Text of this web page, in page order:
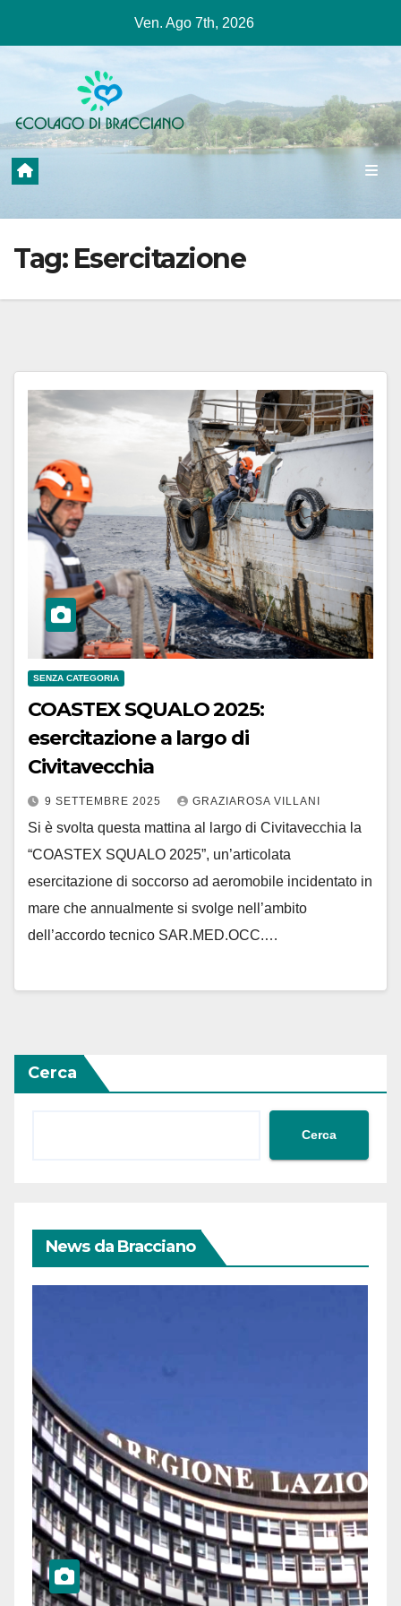
contenuto
Ven. Ago 7th, 2026
Tag: Esercitazione
SENZA CATEGORIA
COASTEX SQUALO 2025:
esercitazione a largo di
Civitavecchia
9 SETTEMBRE 2025 GRAZIAROSA VILLANI
Si è svolta questa mattina al largo di Civitavecchia la
“COASTEX SQUALO 2025”, un’articolata
esercitazione di soccorso ad aeromobile incidentato in
mare che annualmente si svolge nell’ambito
dell’accordo tecnico SAR.MED.OCC.…
Cerca
Cerca
News da Bracciano